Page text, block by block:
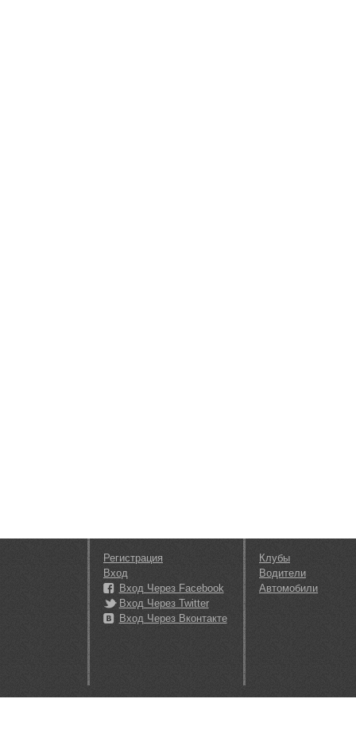
Регистрация
Вход
Вход Через Facebook
Вход Через Twitter
Вход Через Вконтакте
Клубы
Водители
Автомобили